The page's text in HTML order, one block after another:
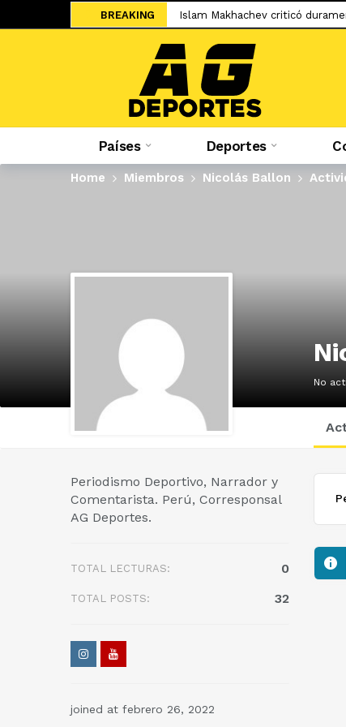
BREAKING Islam Makhachev criticó
Salah ya tiene nuevo equipo: el
El adiós de Nahuel Molina abre
Miguel Trauco: «No creo que
Sporting Cristal: Colombiano
Federico Girotti: «Hubo
Países Deportes
Home Miembros Nicolás Ballon
No
Periodismo Deportivo, Narrador y
Comentarista. Perú, Corresponsal
AG Deportes.
TOTAL LECTURAS: 0
TOTAL POSTS: 32
joined at febrero 26, 2022